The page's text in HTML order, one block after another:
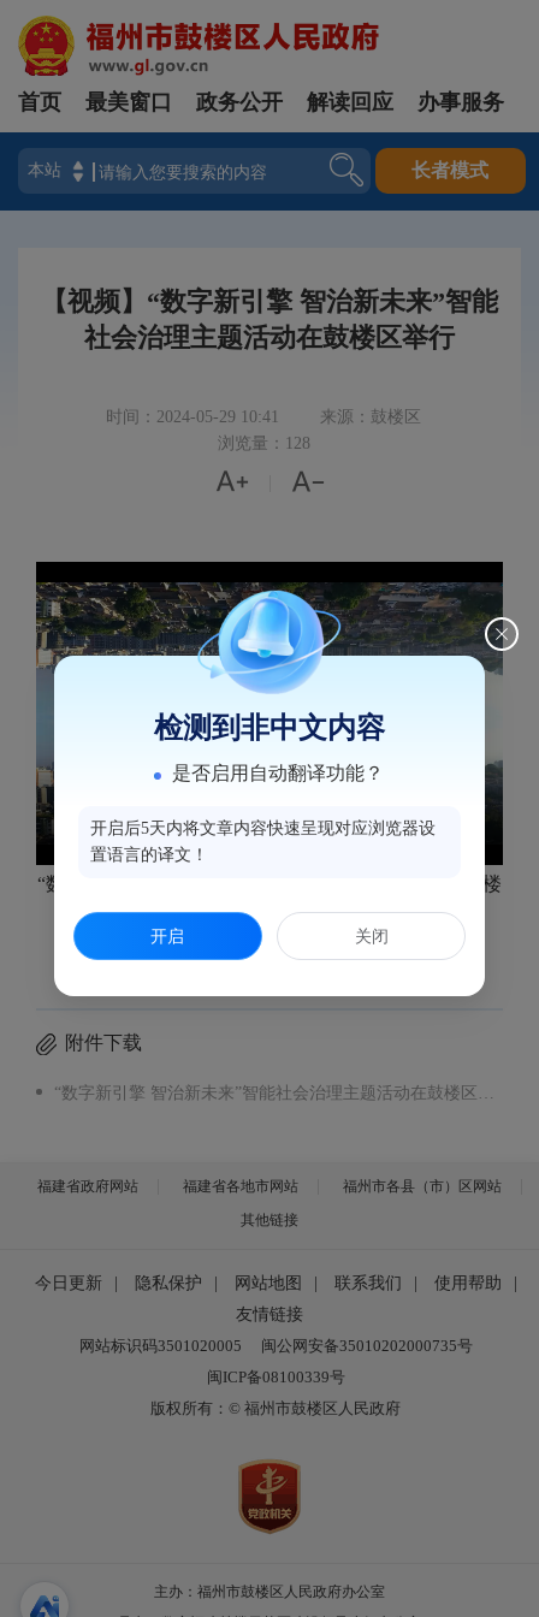
登录
首页 最美窗口 政务公开 解读回应 办事服务
长者模式
【视频】“数字新引擎 智治新未来”智能
社会治理主题活动在鼓楼区举行
时间：2024-05-29 10:41
来源：鼓楼区
浏览量：128
 
“数字新引擎 智治新未来”智能社会治理主题活动在鼓楼
区举行
附件下载
“数字新引擎 智治新未来”智能社会治理主题活动在鼓楼区举行.mp4
福建省政府网站 福建省各地市网站
福州市各县（市）区网站
其他链接
今日更新 隐私保护 网站地图 联系我们 使用帮助
友情链接
网站标识码3501020005
闽公网安备35010202000735号
闽ICP备08100339号
版权所有：© 福州市鼓楼区人民政府
主办：福州市鼓楼区人民政府办公室
检测到非中文内容
是否启用自动翻译功能？
开启后5天内将文章内容快速呈现对应浏览器设
置语言的译文！
开启 关闭